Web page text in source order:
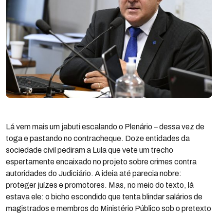
Lá vem mais um jabuti escalando o Plenário – dessa vez de
toga e pastando no contracheque. Doze entidades da
sociedade civil pediram a Lula que vete um trecho
espertamente encaixado no projeto sobre crimes contra
autoridades do Judiciário. A ideia até parecia nobre:
proteger juízes e promotores. Mas, no meio do texto, lá
estava ele: o bicho escondido que tenta blindar salários de
magistrados e membros do Ministério Público sob o pretexto